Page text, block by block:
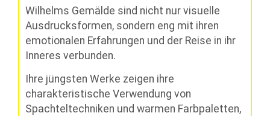
Wilhelms Gemälde sind nicht nur visuelle
Ausdrucksformen, sondern eng mit ihren
emotionalen Erfahrungen und der Reise in ihr
Inneres verbunden.
Ihre jüngsten Werke zeigen ihre
charakteristische Verwendung von
Spachteltechniken und warmen Farbpaletten,